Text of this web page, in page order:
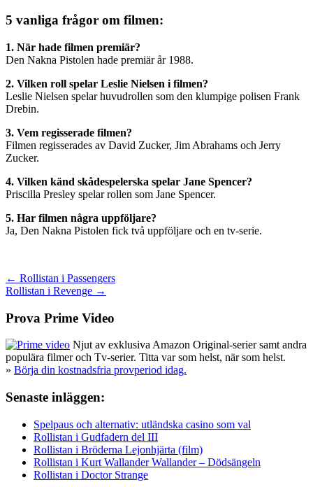
5 vanliga frågor om filmen:
1. När hade filmen premiär?
Den Nakna Pistolen hade premiär år 1988.
2. Vilken roll spelar Leslie Nielsen i filmen?
Leslie Nielsen spelar huvudrollen som den klumpige polisen Frank
Drebin.
3. Vem regisserade filmen?
Filmen regisserades av David Zucker, Jim Abrahams och Jerry
Zucker.
4. Vilken känd skådespelerska spelar Jane Spencer?
Priscilla Presley spelar rollen som Jane Spencer.
5. Har filmen några uppföljare?
Ja, Den Nakna Pistolen fick två uppföljare och en tv-serie.
Inläggsnavigering
← Rollistan i Passengers
Rollistan i Revenge →
Prova Prime Video
Njut av exklusiva Amazon Original-serier samt andra
populära filmer och Tv-serier. Titta var som helst, när som helst.
» Börja din kostnadsfria provperiod idag.
Senaste inläggen:
Spelpaus och alternativ: utländska casino som val
Rollistan i Gudfadern del III
Rollistan i Bröderna Lejonhjärta (film)
Rollistan i Kurt Wallander Wallander – Dödsängeln
Rollistan i Doctor Strange